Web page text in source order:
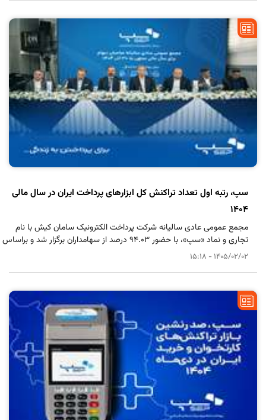
سپ، رتبه اول تعداد تراکنش کل ابزارهای پرداخت ایران در سال مالی
1404
1405/02/02 - 15:18
مجمع عمومی عادی سالیانه شرکتپرداخت الکترونیک سامان کیشبا نام
تجاری و نماد «سپ»، با حضور 94.03 درصد از سهامداران برگزار شد و براساس
گزارش مجمع، سپ موفق به کسب رتبه اول تعداد تراکنش کل ابزارهای پرداخت